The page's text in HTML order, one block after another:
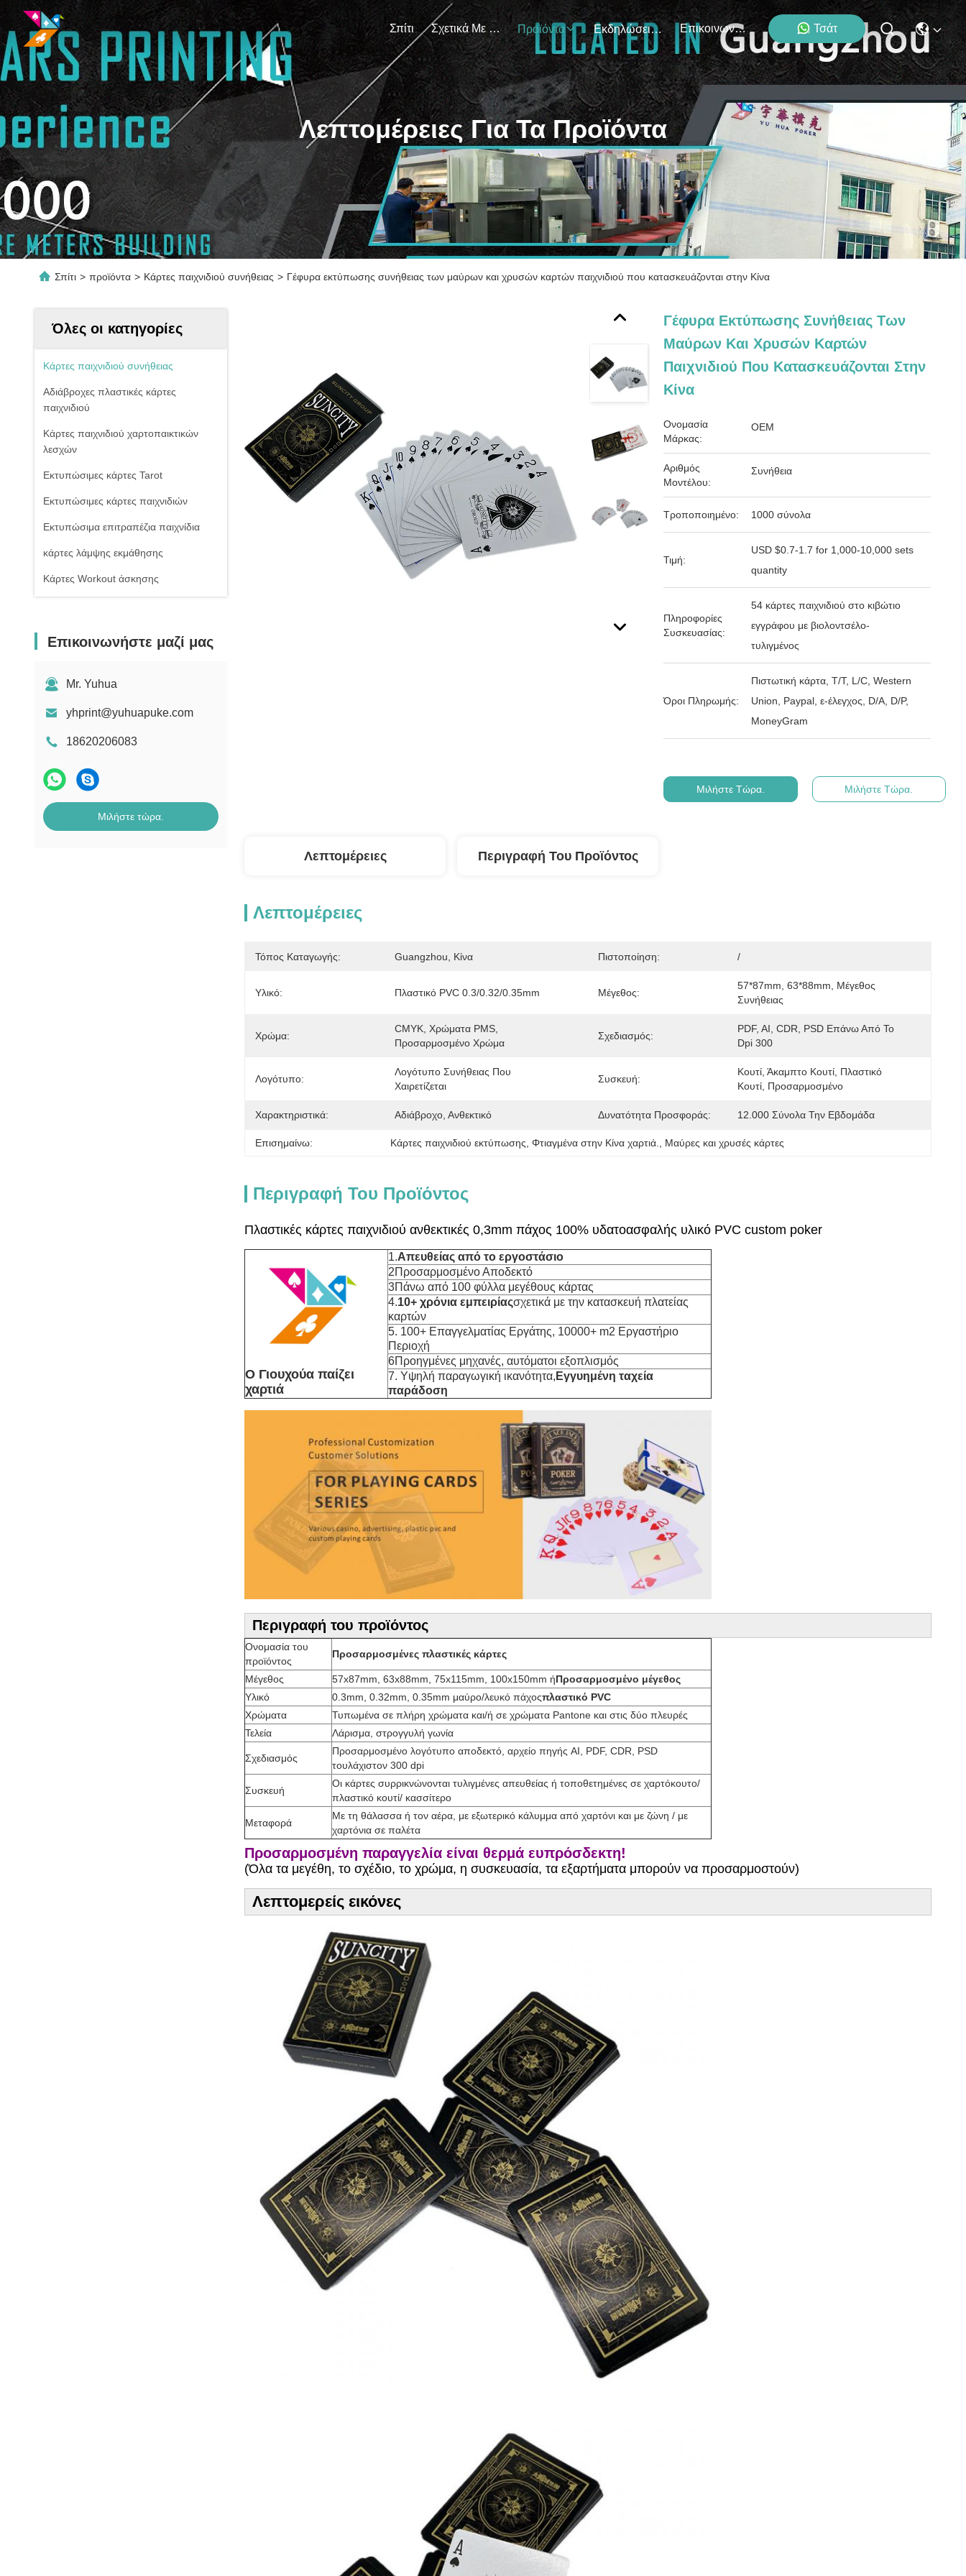
Σπίτι Σχετικά Με Εμάς Προϊόντα Εκδηλώσεις Επικοινωνήστε Μαζί Μας Τσάτ
Λεπτομέρειες Για Τα Προϊόντα
Σπίτι > προϊόντα > Κάρτες παιχνιδιού συνήθειας > Γέφυρα εκτύπωσης συνήθειας των μαύρων και χρυσών καρτών παιχνιδιού που κατασκευάζονται στην Κίνα
Όλες οι κατηγορίες
Κάρτες παιχνιδιού συνήθειας
Αδιάβροχες πλαστικές κάρτες
παιχνιδιού
Κάρτες παιχνιδιού χαρτοπαικτικών
λεσχών
Εκτυπώσιμες κάρτες Tarot
Εκτυπώσιμες κάρτες παιχνιδιών
Εκτυπώσιμα επιτραπέζια παιχνίδια
κάρτες λάμψης εκμάθησης
Κάρτες Workout άσκησης
Επικοινωνήστε μαζί μας
Mr. Yuhua
yhprint@yuhuapuke.com
18620206083
Μιλήστε τώρα.
Γέφυρα Εκτύπωσης Συνήθειας Των
Μαύρων Και Χρυσών Καρτών
Παιχνιδιού Που Κατασκευάζονται Στην
Κίνα
Ονομασία
Μάρκας:
OEM
Αριθμός
Μοντέλου:
Συνήθεια
Τροποποιημένο: 1000 σύνολα
Τιμή:
USD $0.7-1.7 for 1,000-10,000 sets
quantity
Πληροφορίες
Συσκευασίας:
54 κάρτες παιχνιδιού στο κιβώτιο
εγγράφου με βιολοντσέλο-
τυλιγμένος
Όροι Πληρωμής:
Πιστωτική κάρτα, T/T, L/C, Western
Union, Paypal, ε-έλεγχος, D/A, D/P,
MoneyGram
Μιλήστε Τώρα. Μιλήστε Τώρα.
Λεπτομέρειες Περιγραφή Του Προϊόντος
Λεπτομέρειες
Τόπος Καταγωγής: Guangzhou, Κίνα Πιστοποίηση: /
Υλικό: Πλαστικό PVC 0.3/0.32/0.35mm Μέγεθος:
57*87mm, 63*88mm, Μέγεθος
Συνήθειας
Χρώμα:
CMYK, Χρώματα PMS,
Προσαρμοσμένο Χρώμα
Σχεδιασμός:
PDF, AI, CDR, PSD Επάνω Από Το
Dpi 300
Λογότυπο:
Λογότυπο Συνήθειας Που
Χαιρετίζεται
Συσκευή:
Κουτί, Άκαμπτο Κουτί, Πλαστικό
Κουτί, Προσαρμοσμένο
Χαρακτηριστικά: Αδιάβροχο, Ανθεκτικό Δυνατότητα Προσφοράς: 12.000 Σύνολα Την Εβδομάδα
Επισημαίνω: Κάρτες παιχνιδιού εκτύπωσης , Φτιαγμένα στην Κίνα χαρτιά. Μαύρες και χρυσές κάρτες
Περιγραφή Του Προϊόντος
Πλαστικές κάρτες παιχνιδιού ανθεκτικές 0,3mm πάχος 100% υδατοασφαλής υλικό PVC custom poker
Ο Γιουχούα παίζει
χαρτιά
1.Απευθείας από το εργοστάσιο
2Προσαρμοσμένο Αποδεκτό
3Πάνω από 100 φύλλα μεγέθους κάρτας
4.10+ χρόνια εμπειρίαςσχετικά με την κατασκευή πλατείας
καρτών
5. 100+ Επαγγελματίας Εργάτης, 10000+ m2 Εργαστήριο
Περιοχή
6Προηγμένες μηχανές, αυτόματοι εξοπλισμός
7. Υψηλή παραγωγική ικανότητα, Εγγυημένη ταχεία
παράδοση
Περιγραφή του προϊόντος
Ονομασία του
προϊόντος
Προσαρμοσμένες πλαστικές κάρτες
Μέγεθος 57x87mm, 63x88mm, 75x115mm, 100x150mm ήΠροσαρμοσμένο μέγεθος
Υλικό
0.3mm, 0.32mm, 0.35mm μαύρο/λευκό πάχοςπλαστικό PVC
Χρώματα
Τυπωμένα σε πλήρη χρώματα και/ή σε χρώματα Pantone και στις δύο πλευρές
Τελεία
Λάρισμα, στρογγυλή γωνία
Σχεδιασμός
Προσαρμοσμένο λογότυπο αποδεκτό, αρχείο πηγής AI, PDF, CDR, PSD
τουλάχιστον 300 dpi
Συσκευή
Οι κάρτες συρρικνώνονται τυλιγμένες απευθείας ή τοποθετημένες σε χαρτόκουτο/
πλαστικό κουτί/ κασσίτερο
Μεταφορά
Με τη θάλασσα ή τον αέρα, με εξωτερικό κάλυμμα από χαρτόνι και με ζώνη / με
χαρτόνια σε παλέτα
Προσαρμοσμένη παραγγελία είναι θερμά ευπρόσδεκτη!
(Όλα τα μεγέθη, το σχέδιο, το χρώμα, η συσκευασία, τα εξαρτήματα μπορούν να προσαρμοστούν)
Λεπτομερείς εικόνες